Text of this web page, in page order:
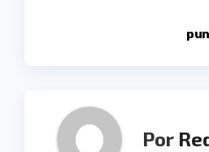
Por